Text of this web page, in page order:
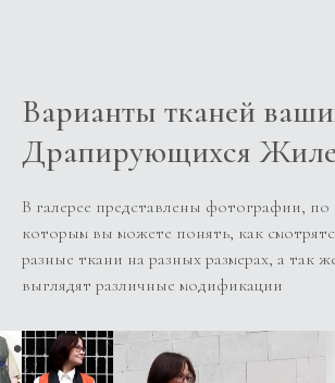
Варианты тканей
Драпирующихся
В галерее представлены фотографии, по
которым вы можете понять, как
разные ткани на разных размерах, а так
выглядят различные модификации